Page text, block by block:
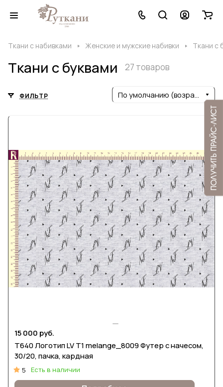
Ткани с набивками Женские и мужские набивки Ткани с
Ткани с буквами 27 товаров
ФИЛЬТР По умолчанию (возрастание)
15 000 руб.
Т640 Логотип LV Т1 melange_8009 Футер с начесом,
30/20, пачка, кардная
5 Есть в наличии